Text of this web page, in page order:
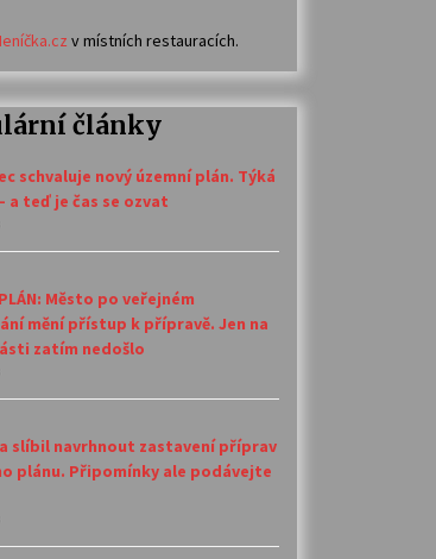
v místních restauracích.
články
schvaluje nový územní plán. Týká
a teď je čas se ozvat
PLÁN: Město po veřejném
mění přístup k přípravě. Jen na
zatím nedošlo
slíbil navrhnout zastavení příprav
plánu. Připomínky ale podávejte